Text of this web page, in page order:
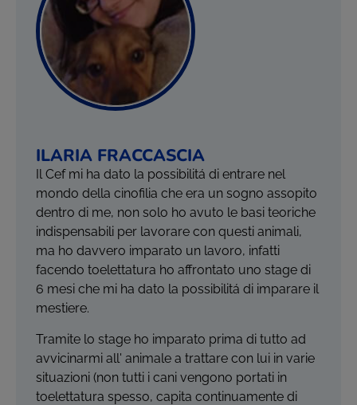
ILARIA FRACCASCIA
Il Cef mi ha dato la possibilitá di entrare nel
mondo della cinofilia che era un sogno assopito
dentro di me, non solo ho avuto le basi teoriche
indispensabili per lavorare con questi animali,
ma ho davvero imparato un lavoro, infatti
facendo toelettatura ho affrontato uno stage di
6 mesi che mi ha dato la possibilitá di imparare il
mestiere.
Tramite lo stage ho imparato prima di tutto ad
avvicinarmi all' animale a trattare con lui in varie
situazioni (non tutti i cani vengono portati in
toelettatura spesso, capita continuamente di